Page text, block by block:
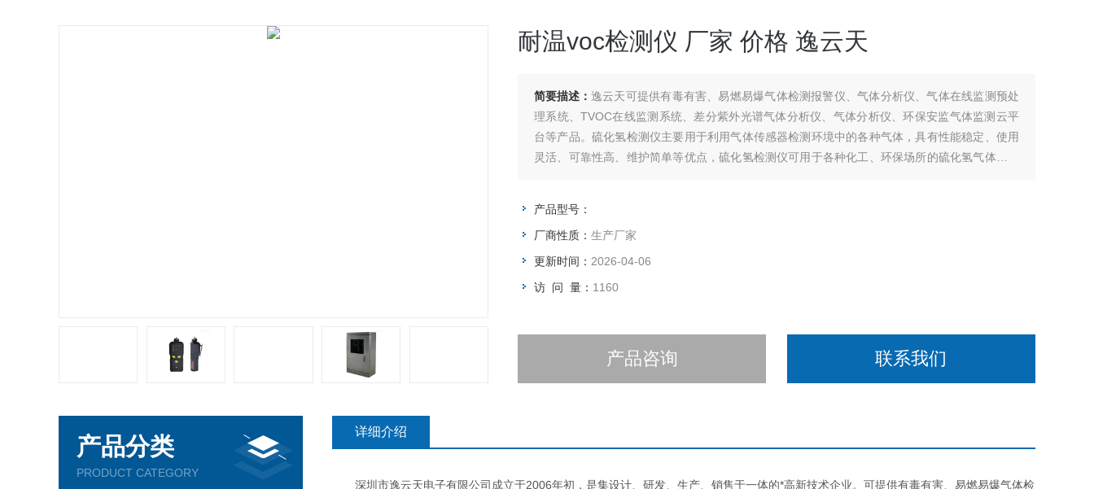
耐温voc检测仪 厂家 价格 逸云天
简要描述： 逸云天可提供有毒有害、易燃易爆气体检测报警仪、气体分析仪、气体在线监测预处
理系统、TVOC在线监测系统、差分紫外光谱气体分析仪、气体分析仪、环保安监气体监测云平
台等产品。硫化氢检测仪主要用于利用气体传感器检测环境中的各种气体，具有性能稳定、使用
灵活、可靠性高、维护简单等优点，硫化氢检测仪可用于各种化工、环保场所的硫化氢气体泄漏
产品型号：
厂商性质： 生产厂家
更新时间： 2026-04-06
访 问 量： 1160
产品咨询 联系我们
产品分类
PRODUCT CATEGORY
详细介绍
深圳市逸云天电子有限公司成立于2006年初，是集设计、研发、生产、销售于一体的*高新技术企业。可提供有毒有害、易燃易爆气体检